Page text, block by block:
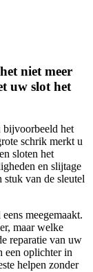
niet meer
uw slot het
bijvoorbeeld het
schrik merkt u
sloten het
en slijtage
van de sleutel
meegemaakt.
maar welke
reparatie van uw
een oplichter in
helpen zonder